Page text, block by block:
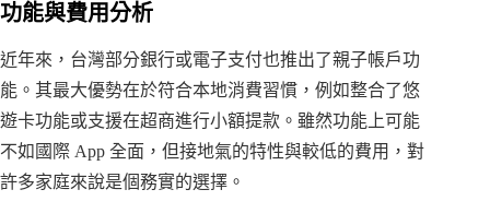
功能與費用分析
近年來，台灣部分銀行或電子支付也推出了親子帳戶功
能。其最大優勢在於符合本地消費習慣，例如整合了悠
遊卡功能或支援在超商進行小額提款。雖然功能上可能
不如國際 App 全面，但接地氣的特性與較低的費用，對
許多家庭來說是個務實的選擇。